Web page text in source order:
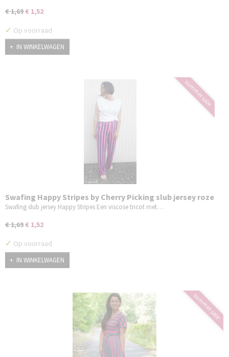
€ 1,69€ 1,52
✓ Op voorraad
IN WINKELWAGEN
summer sale
Swafing Happy Stripes by Cherry Picking slub jersey roze
donkerblauw
Swafing slub jersey Happy Stripes Een viscose tricot met…
€ 1,69€ 1,52
✓ Op voorraad
IN WINKELWAGEN
summer sale